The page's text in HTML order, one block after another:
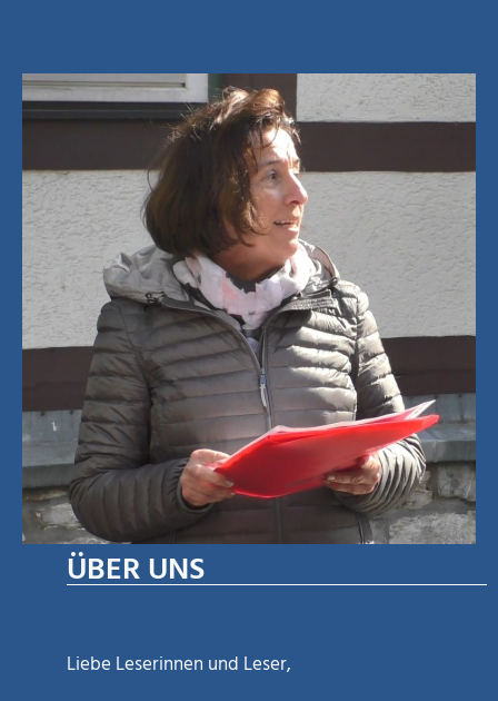
ÜBER UNS
Liebe Leserinnen und Leser,